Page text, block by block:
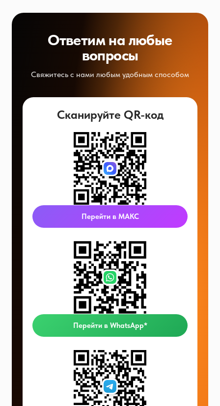
Ответим на любые
вопросы
Свяжитесь с нами любым удобным способом
Сканируйте QR-код
Перейти в МАКС
Перейти в WhatsApp*